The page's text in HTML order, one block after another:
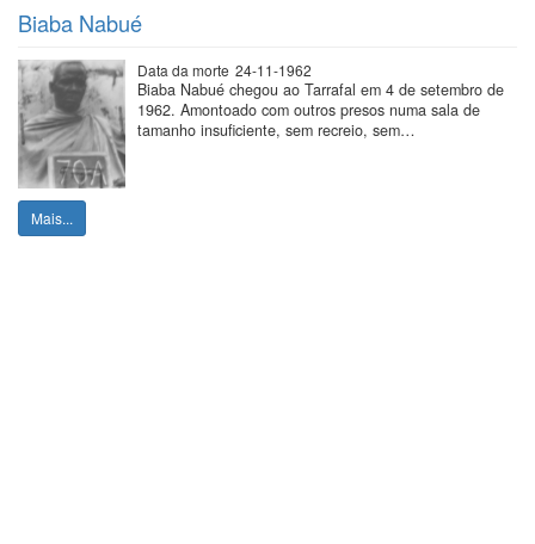
Biaba Nabué
Data da morte 24-11-1962
Biaba Nabué chegou ao Tarrafal em 4 de setembro de
1962. Amontoado com outros presos numa sala de
tamanho insuficiente, sem recreio, sem…
Mais...